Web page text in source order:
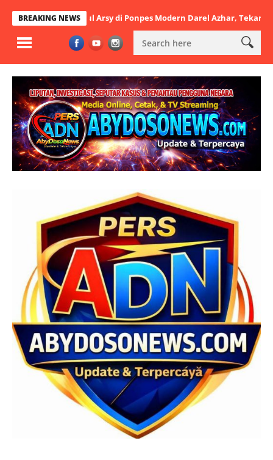
BREAKING NEWS
Arsy di Ponpes Modern Darel Azhar, Tekankan